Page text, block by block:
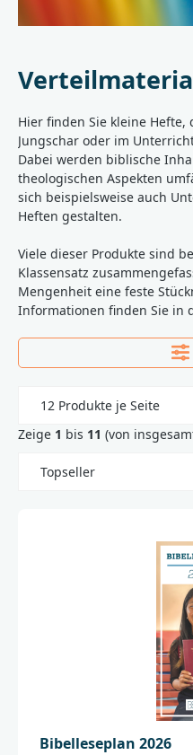
Hier finden Sie kleine
Jungschar oder im
Dabei werden biblische
theologischen Aspekten
sich beispielsweise auch
Heften gestalten.
Viele dieser Produkte sind
Klassensatz
Mengenheit eine feste
Informationen finden Sie in
Zeige 1 bis 11 (von
Bibelleseplan 2026